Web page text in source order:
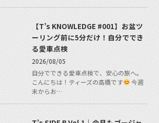
【T’s KNOWLEDGE #001】お盆ツ
ーリング前に5分だけ！自分ででき
る愛車点検
2026/08/05
自分でできる愛車点検で、安心の旅へ。
こんにちは！ティーズの高橋です
今週
末からお…